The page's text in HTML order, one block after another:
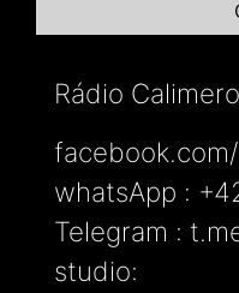
Rádio
whatsApp :
Telegram :
studio: